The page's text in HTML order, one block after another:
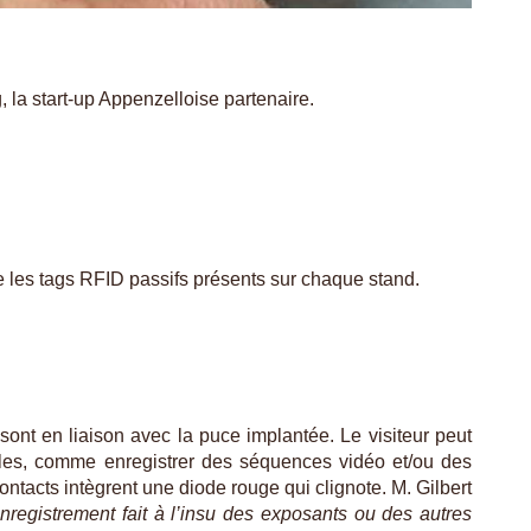
la start-up Appenzelloise partenaire.
tags RFID passifs présents sur chaque stand.
en liaison avec la puce implantée. Le visiteur peut
comme enregistrer des séquences vidéo et/ou des
intègrent une diode rouge qui clignote. M. Gilbert
fait à l’insu des exposants ou des autres